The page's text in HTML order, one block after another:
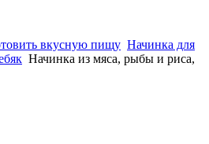
вкусную пищу Начинка для
Начинка из мяса, рыбы и риса,